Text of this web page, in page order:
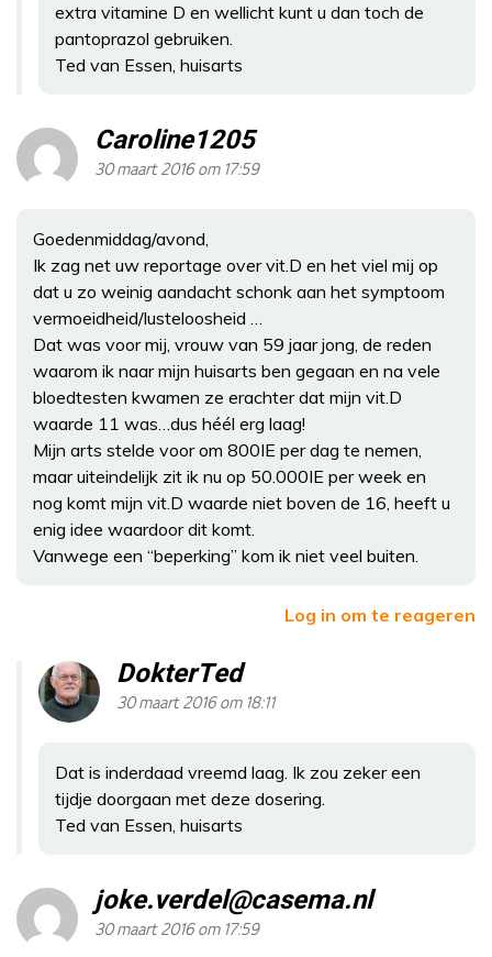
extra vitamine D en wellicht kunt u dan toch de
pantoprazol gebruiken.
Ted van Essen, huisarts
Caroline1205
30 maart 2016 om 17:59
Goedenmiddag/avond,
Ik zag net uw reportage over vit.D en het viel mij op
dat u zo weinig aandacht schonk aan het symptoom
vermoeidheid/lusteloosheid …
Dat was voor mij, vrouw van 59 jaar jong, de reden
waarom ik naar mijn huisarts ben gegaan en na vele
bloedtesten kwamen ze erachter dat mijn vit.D
waarde 11 was…dus héél erg laag!
Mijn arts stelde voor om 800IE per dag te nemen,
maar uiteindelijk zit ik nu op 50.000IE per week en
nog komt mijn vit.D waarde niet boven de 16, heeft u
enig idee waardoor dit komt.
Vanwege een “beperking” kom ik niet veel buiten.
Log in om te reageren
DokterTed
30 maart 2016 om 18:11
Dat is inderdaad vreemd laag. Ik zou zeker een
tijdje doorgaan met deze dosering.
Ted van Essen, huisarts
joke.verdel@casema.nl
30 maart 2016 om 17:59